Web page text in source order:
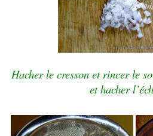
Hacher le cresson et rincer le
et hacher